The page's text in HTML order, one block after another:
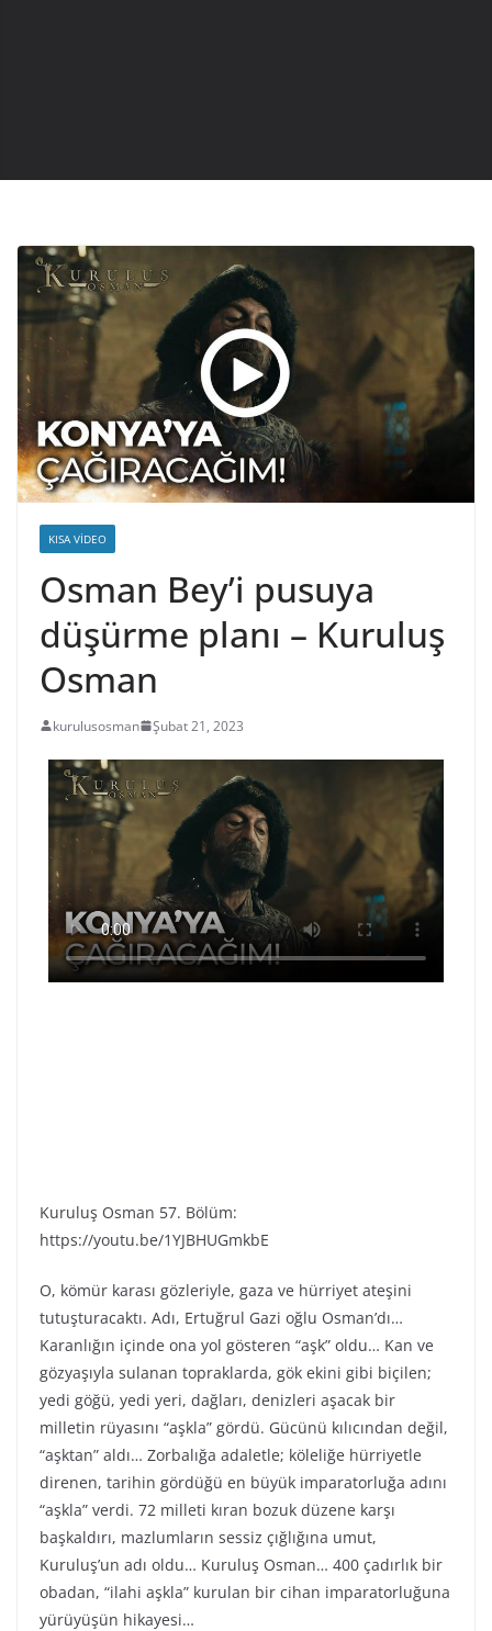
KISA VIDEO
Osman Bey’i pusuya
düşürme planı – Kuruluş
Osman
kurulusosman Şubat 21, 2023
Kuruluş Osman 57. Bölüm:
https://youtu.be/1YJBHUGmkbE
O, kömür karası gözleriyle, gaza ve hürriyet ateşini
tutuşturacaktı. Adı, Ertuğrul Gazi oğlu Osman’dı…
Karanlığın içinde ona yol gösteren “aşk” oldu… Kan ve
gözyaşıyla sulanan topraklarda, gök ekini gibi biçilen;
yedi göğü, yedi yeri, dağları, denizleri aşacak bir
milletin rüyasını “aşkla” gördü. Gücünü kılıcından değil,
“aşktan” aldı… Zorbalığa adaletle; köleliğe hürriyetle
direnen, tarihin gördüğü en büyük imparatorluğa adını
“aşkla” verdi. 72 milleti kıran bozuk düzene karşı
başkaldırı, mazlumların sessiz çığlığına umut,
Kuruluş’un adı oldu… Kuruluş Osman… 400 çadırlık bir
obadan, “ilahi aşkla” kurulan bir cihan imparatorluğuna
yürüyüşün hikayesi…